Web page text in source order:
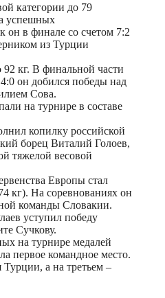
категории до 79
успешных
он в финале со счетом 7:2
из Турции
кг. В финальной части
он добился победы над
Сова.
на турнире в составе
копилку российской
борец Виталий Голоев,
тяжелой весовой
Европы стал
кг). На соревнованиях он
команды Словакии.
уступил победу
Сучкову.
на турнире медалей
первое командное место.
а на третьем –